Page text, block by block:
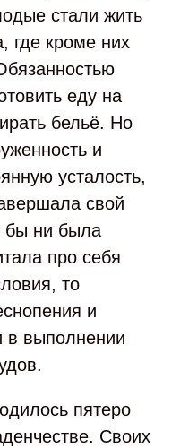
стали жить
где кроме них
еду на
бельё. Но
и
усталость,
свой
бы ни была
про себя
то
и
в выполнении
пятеро
Своих